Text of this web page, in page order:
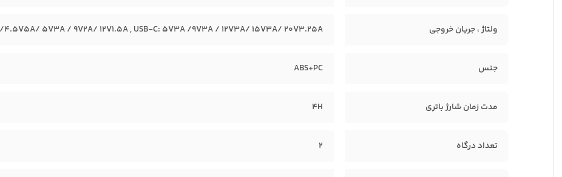
ولتاژ ، جریان خروجی /4.5V5A/ 5V3A / 9V2A/ 12V1.5A , USB-C: 5V3A /9V3A / 12V3A/ 15V3A/ 20V3.25A
جنس ABS+PC
مدت زمان شارژ باتری 4H
تعداد درگاه 2